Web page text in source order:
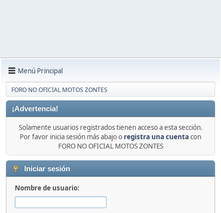
Menú Principal
FORO NO OFICIAL MOTOS ZONTES
¡Advertencia!
Solamente usuarios registrados tienen acceso a esta sección.
Por favor inicia sesión más abajo o registra una cuenta con
FORO NO OFICIAL MOTOS ZONTES
Iniciar sesión
Nombre de usuario: